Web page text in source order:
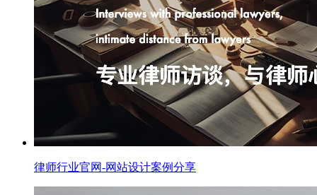
律师行业官网-网站设计案例分享